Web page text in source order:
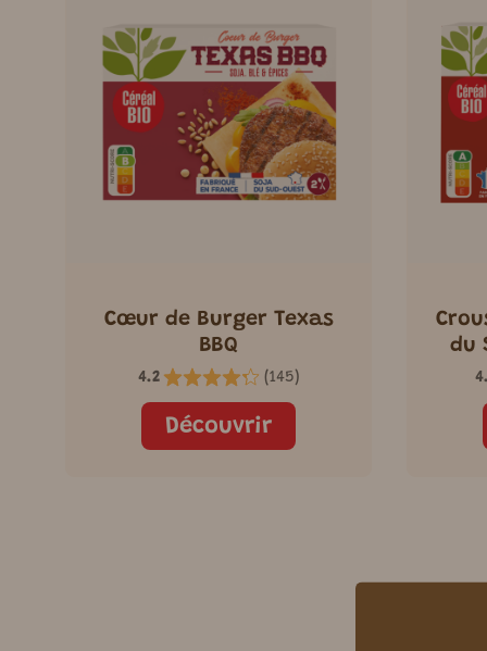
Cœur de Burger Texas
BBQ
4.2 (145)
Découvrir
du